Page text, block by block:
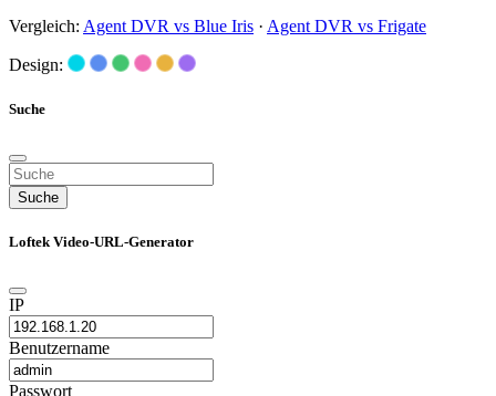
Vergleich: Agent DVR vs Blue Iris · Agent DVR vs Frigate
Design:
Suche
Suche
Loftek Video-URL-Generator
IP
Benutzername
Passwort